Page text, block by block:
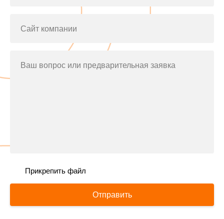
Сайт компании
Ваш вопрос или предварительная заявка
Прикрепить файл
Отправить